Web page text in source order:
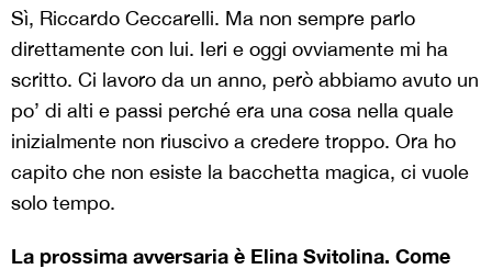
Sì, Riccardo Ceccarelli. Ma non sempre parlo
direttamente con lui. Ieri e oggi ovviamente mi ha
scritto. Ci lavoro da un anno, però abbiamo avuto un
po’ di alti e passi perché era una cosa nella quale
inizialmente non riuscivo a credere troppo. Ora ho
capito che non esiste la bacchetta magica, ci vuole
solo tempo.
La prossima avversaria è Elina Svitolina. Come